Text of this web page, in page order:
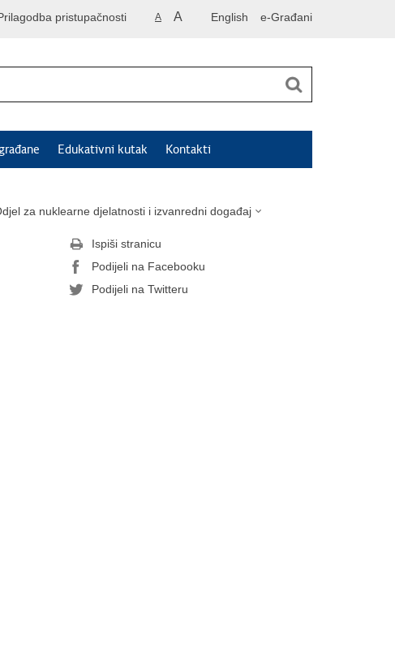
English e-Građani
A A
pristupačnosti
Edukativni kutak Kontakti
za nuklearne djelatnosti i izvanredni događaj
Ispiši stranicu
Podijeli na Facebooku
Podijeli na Twitteru